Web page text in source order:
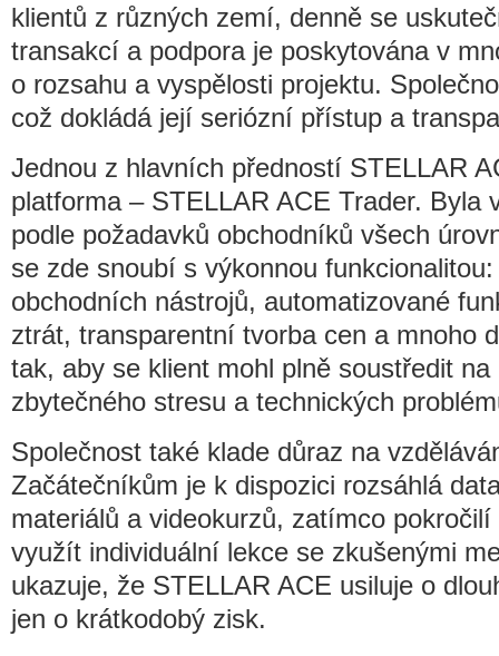
klientů z různých zemí, denně se
transakcí a podpora je poskytována v
o rozsahu a vyspělosti projektu.
což dokládá její seriózní přístup a
Jednou z hlavních předností STELLAR
platforma – STELLAR ACE Trader. Byla
podle požadavků obchodníků všech
se zde snoubí s výkonnou
obchodních nástrojů, automatizované
ztrát, transparentní tvorba cen a mnoho
tak, aby se klient mohl plně soustředit
zbytečného stresu a technických
Společnost také klade důraz na
Začátečníkům je k dispozici rozsáhlá
materiálů a videokurzů, zatímco
využít individuální lekce se zkušenými
ukazuje, že STELLAR ACE usiluje o
jen o krátkodobý zisk.